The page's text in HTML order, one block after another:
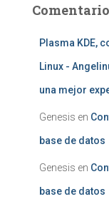
Plasma KDE,
Linux -
una mejor
Genesis en
base de datos
Genesis en
base de datos